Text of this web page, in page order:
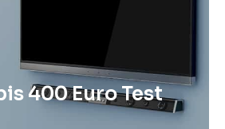
400 Euro Test